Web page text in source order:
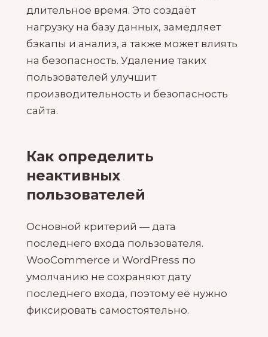
длительное время. Это создаёт
нагрузку на базу данных, замедляет
бэкапы и анализ, а также может влиять
на безопасность. Удаление таких
пользователей улучшит
производительность и безопасность
сайта.
Как определить
неактивных
пользователей
Основной критерий — дата
последнего входа пользователя.
WooCommerce и WordPress по
умолчанию не сохраняют дату
последнего входа, поэтому её нужно
фиксировать самостоятельно.